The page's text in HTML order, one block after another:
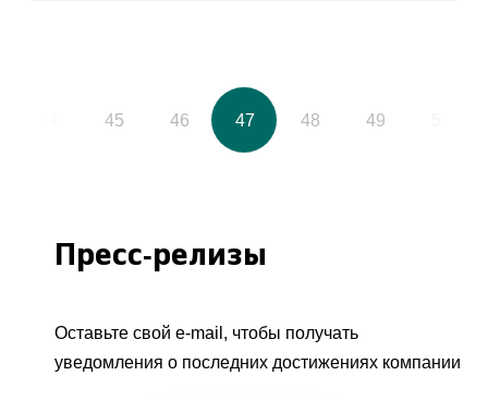
45 46 47 48 49
Пресс-релизы
Оставьте свой e-mail, чтобы получать
уведомления о последних достижениях компании